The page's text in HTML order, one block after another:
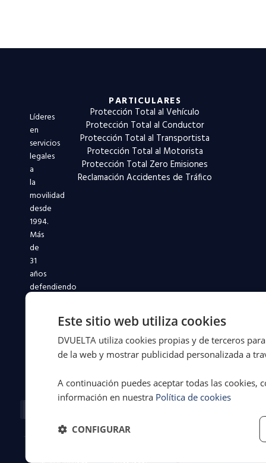
Líderes
en
servicios
legales
a
la
movilidad
desde
1994.
Más
de
31
años
defendiendo
Facebook-
Instagram
Linkedin-
Youtube
PARTICULARES
Protección Total al Vehículo
Protección Total al Conductor
Protección Total al Transportista
Protección Total al Motorista
Protección Total Zero Emisiones
Reclamación Accidentes de Tráfico
Este sitio web utiliza cookies
DVUELTA utiliza cookies propias y de terceros
de la web y mostrar publicidad personalizada a
A continuación puedes aceptar todas las cookies,
información en nuestra Política de cookies
CONFIGURAR